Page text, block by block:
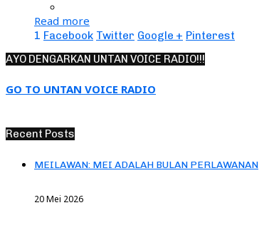
Read more
1 Facebook Twitter Google + Pinterest
AYO DENGARKAN UNTAN VOICE RADIO!!!
GO TO UNTAN VOICE RADIO
Recent Posts
MEILAWAN: MEI ADALAH BULAN PERLAWANAN
20 Mei 2026